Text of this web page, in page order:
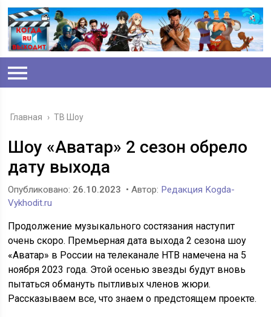
Главная › ТВ Шоу
Шоу «Аватар» 2 сезон обрело
дату выхода
Опубликовано: 26.10.2023 • Автор: Редакция Kogda-
Vykhodit.ru
Продолжение музыкального состязания наступит
очень скоро. Премьерная дата выхода 2 сезона шоу
«Аватар» в России на телеканале НТВ намечена на 5
ноября 2023 года. Этой осенью звезды будут вновь
пытаться обмануть пытливых членов жюри.
Рассказываем все, что знаем о предстоящем проекте.